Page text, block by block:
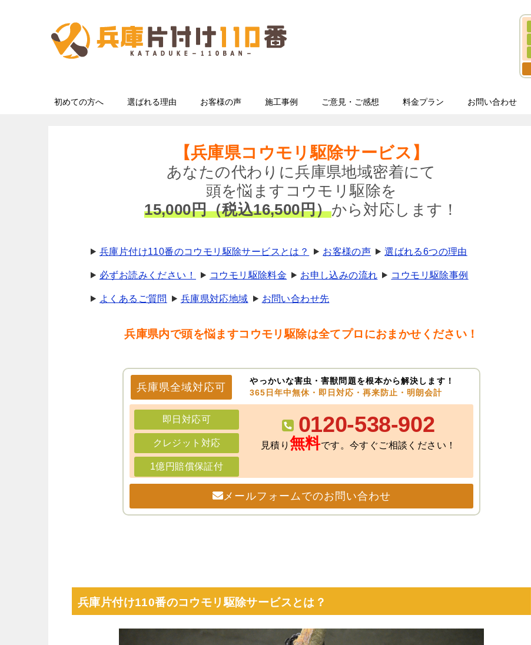
初めての方へ 選ばれる理由 お客様の声 施工事例 ご意見・ご感想 料金プラン お問い合わせ
【兵庫県コウモリ駆除サービス】
あなたの代わりに兵庫県地域密着にて
頭を悩ますコウモリ駆除を
15,000円（税込16,500円）から対応します！
兵庫片付け110番のコウモリ駆除サービスとは？ お客様の声 選ばれる6つの理由
必ずお読みください！ コウモリ駆除料金 お申し込みの流れ コウモリ駆除事例
よくあるご質問 兵庫県対応地域 お問い合わせ先
兵庫県内で頭を悩ますコウモリ駆除は全てプロにおまかせください！
兵庫県全域対応可
やっかいな害虫・害獣問題を根本から解決します！
365日年中無休・即日対応・再来防止・明朗会計
即日対応可
クレジット対応
1億円賠償保証付
0120-538-902
見積り 無料です。今すぐご相談ください！
メールフォームでのお問い合わせ
兵庫片付け110番のコウモリ駆除サービスとは？